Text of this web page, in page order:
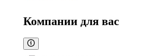
Компании для вас